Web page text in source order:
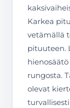
Karkea
vetämällä
pituuteen.
rungosta.
olevat